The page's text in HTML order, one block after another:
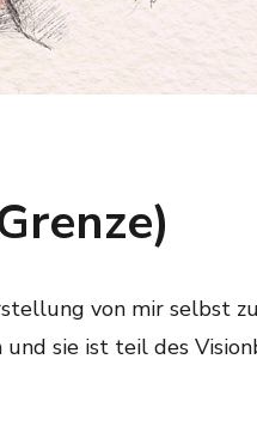
von mir selbst
sie ist teil des